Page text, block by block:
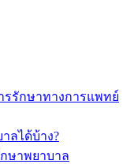
ารรักษาทางการแพทย์
ลได้บ้าง?
ษาพยาบาล